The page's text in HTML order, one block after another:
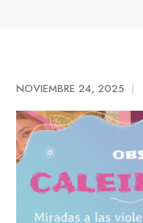
NOVIEMBRE 24, 2025